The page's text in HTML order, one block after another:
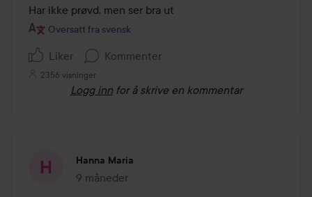
av
5
Har ikke prøvd, men ser bra ut
Oversatt fra svensk
Liker Kommenter
2356 visninger
Logg inn for å skrive en kommentar
Hanna Maria
9 måneder
Innlegget ble opprettet 9 måneder